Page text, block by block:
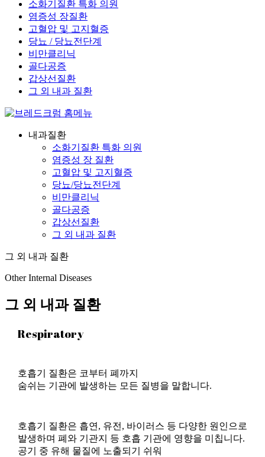
소화기질환 특화 의원
염증성 장질환
고혈압 및 고지혈증
당뇨 / 당뇨전단계
비만클리닉
골다공증
갑상선질환
그 외 내과 질환
내과질환
소화기질환 특화 의원
염증성 장 질환
고혈압 및 고지혈증
당뇨/당뇨전단계
비만클리닉
골다공증
갑상선질환
그 외 내과 질환
그 외 내과 질환
Other Internal Diseases
그 외 내과 질환
Respiratory
호흡기 질환은 코부터 폐까지
숨쉬는 기관에 발생하는 모든 질병을 말합니다.
호흡기 질환은 흡연, 유전, 바이러스 등 다양한 원인으로
발생하며 폐와 기관지 등 호흡 기관에 영향을 미칩니다.
공기 중 유해 물질에 노출되기 쉬워